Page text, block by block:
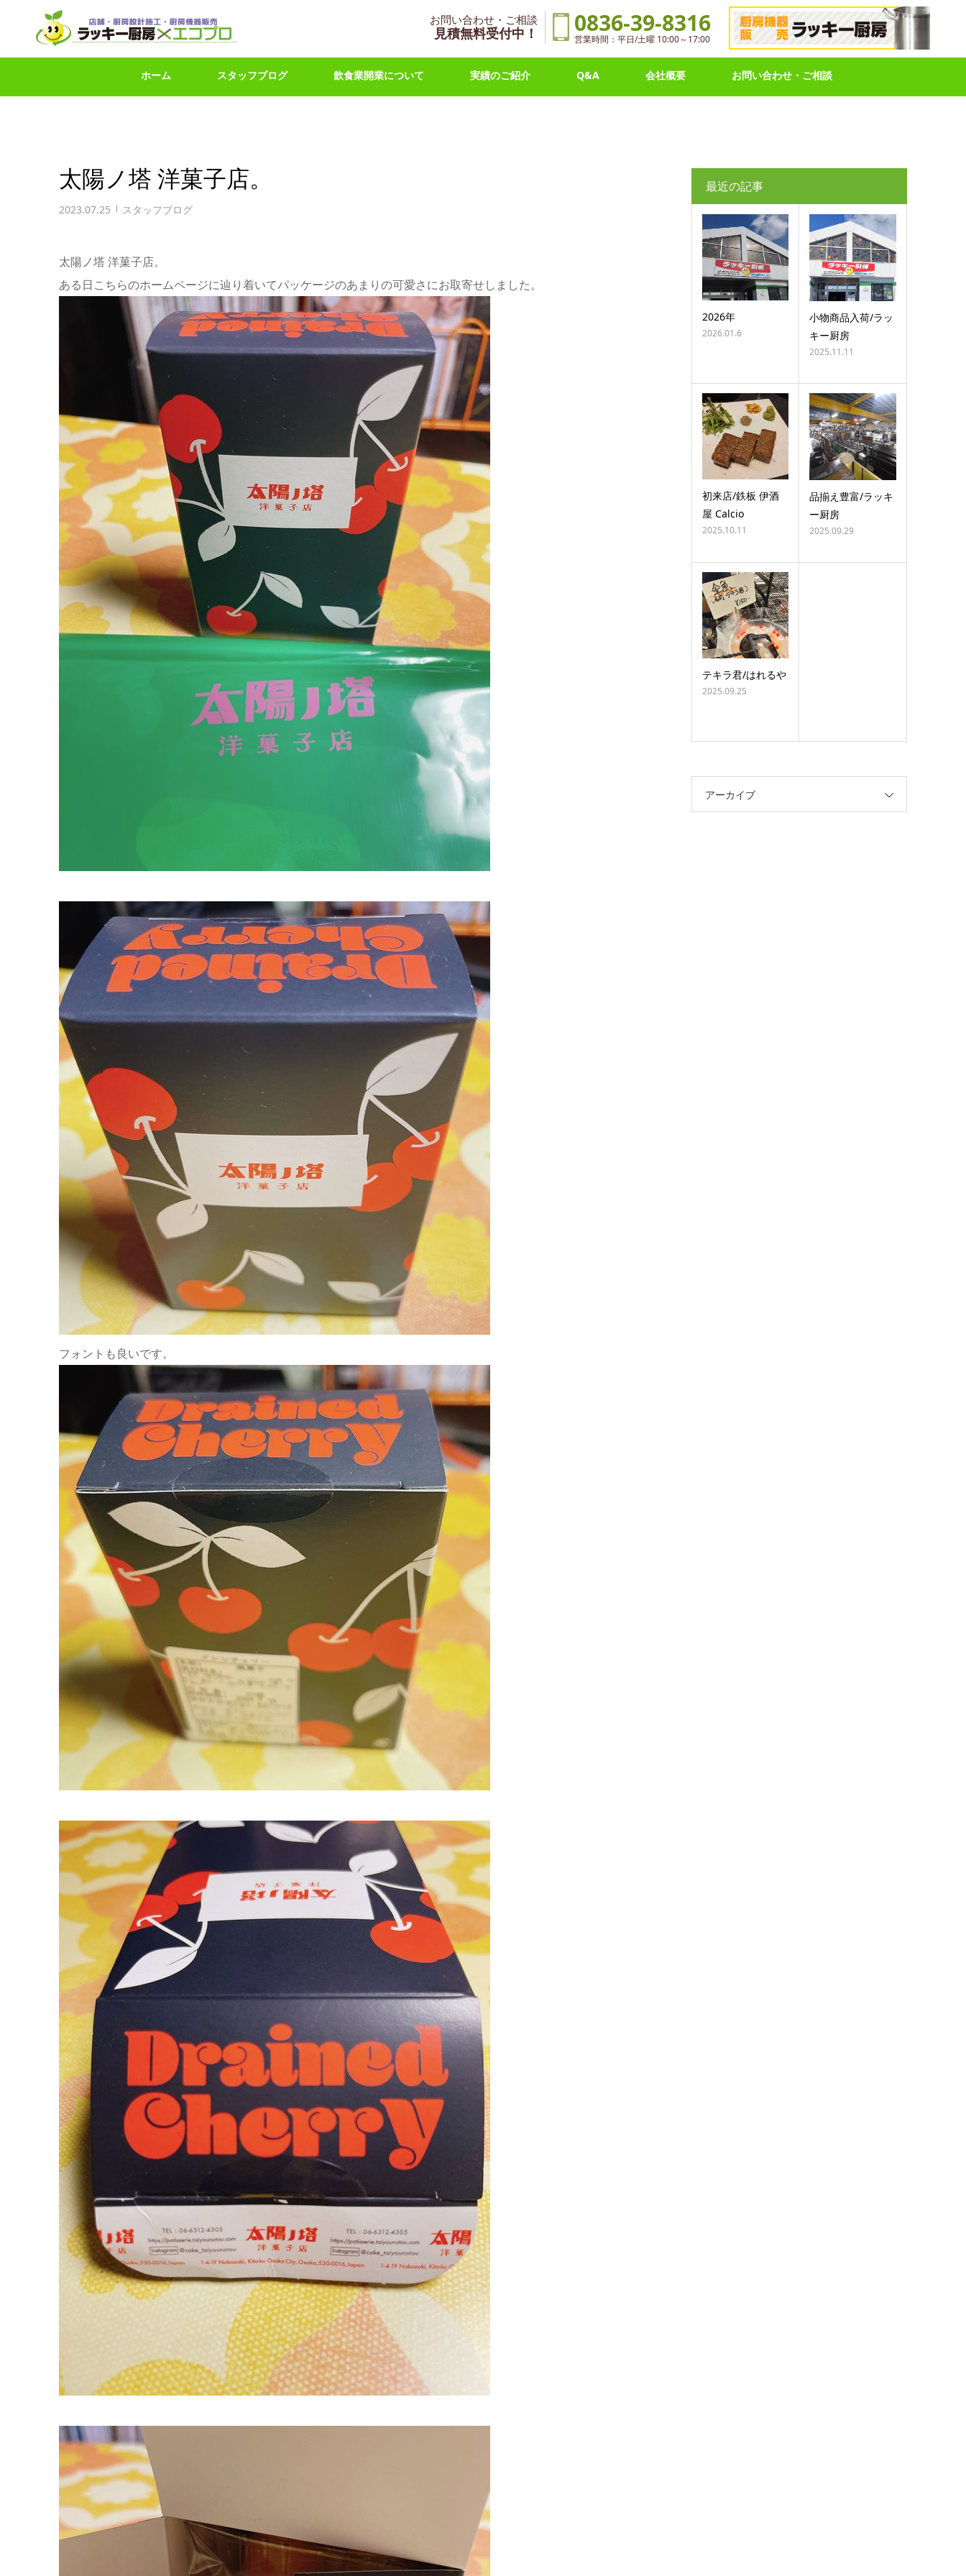
お問い合わせ・ご相談
見積無料受付中！ 0836-39-8316
営業時間：平日/土曜 10:00～17:00
ホーム スタッフブログ 飲食業開業について 実績のご紹介 Q&A 会社概要 お問い合わせ・ご相談
太陽ノ塔 洋菓子店。
2023.07.25 スタッフブログ
太陽ノ塔 洋菓子店。
ある日こちらのホームページに辿り着いてパッケージのあまりの可愛さにお取寄せしました。
フォントも良いです。
最近の記事
2026年
2026.01.6
小物商品入荷/ラッ
キー厨房
2025.11.11
初来店/鉄板 伊酒
屋 Calcio
2025.10.11
品揃え豊富/ラッキ
ー厨房
2025.09.29
テキラ君/はれるや
2025.09.25
アーカイブ